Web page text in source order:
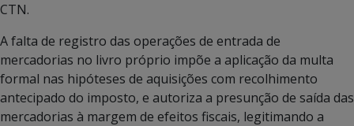
CTN.
A falta de registro das operações de entrada de
mercadorias no livro próprio impõe a aplicação da multa
formal nas hipóteses de aquisições com recolhimento
antecipado do imposto, e autoriza a presunção de saída das
mercadorias à margem de efeitos fiscais, legitimando a